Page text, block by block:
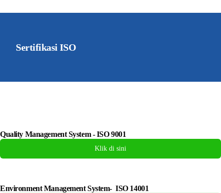
Sertifikasi ISO
Quality Management System - ISO 9001
Klik di sini
Environment Management System- ISO 14001